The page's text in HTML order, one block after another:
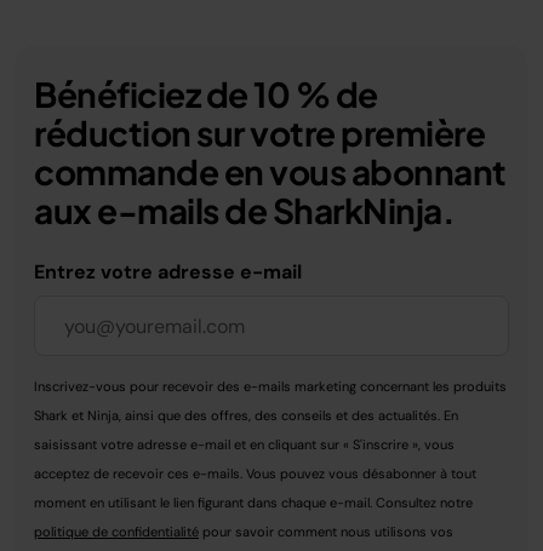
Bénéficiez de 10 % de
réduction sur votre première
commande en vous abonnant
aux e-mails de SharkNinja.
Entrez votre adresse e-mail
Inscrivez-vous pour recevoir des e-mails marketing concernant les produits
Shark et Ninja, ainsi que des offres, des conseils et des actualités. En
saisissant votre adresse e-mail et en cliquant sur « S'inscrire », vous
acceptez de recevoir ces e-mails. Vous pouvez vous désabonner à tout
moment en utilisant le lien figurant dans chaque e-mail. Consultez notre
politique de confidentialité pour savoir comment nous utilisons vos